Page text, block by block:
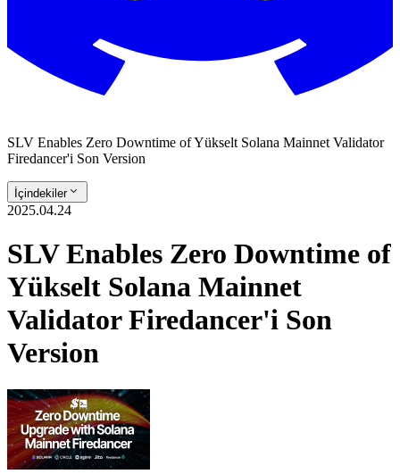
SLV Enables Zero Downtime of Yükselt Solana Mainnet Validator
Firedancer'i Son Version
İçindekiler
2025.04.24
SLV Enables Zero Downtime of
Yükselt Solana Mainnet
Validator Firedancer'i Son
Version